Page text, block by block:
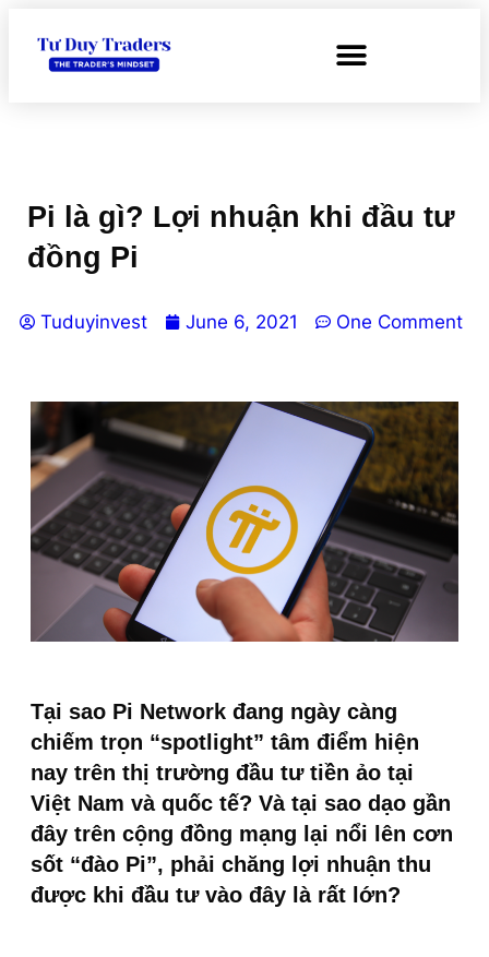
Pi là gì? Lợi nhuận khi đầu tư
đồng Pi
Tuduyinvest June 6, 2021 One Comment
Tại sao Pi Network đang ngày càng
chiếm trọn “spotlight” tâm điểm hiện
nay trên thị trường đầu tư tiền ảo tại
Việt Nam và quốc tế? Và tại sao dạo gần
đây trên cộng đồng mạng lại nổi lên cơn
sốt “đào Pi”, phải chăng lợi nhuận thu
được khi đầu tư vào đây là rất lớn?